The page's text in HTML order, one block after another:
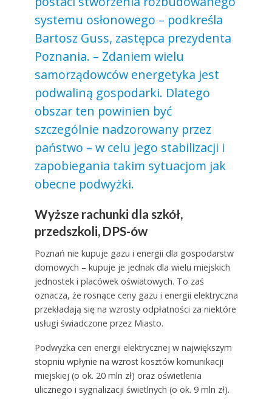
systemu osłonowego – podkreśla
Bartosz Guss, zastępca prezydenta
Poznania. – Zdaniem wielu
samorządowców energetyka jest
podwaliną gospodarki. Dlatego
obszar ten powinien być
szczególnie nadzorowany przez
państwo – w celu jego stabilizacji i
zapobiegania takim sytuacjom jak
obecne podwyżki.
Wyższe rachunki dla szkół,
przedszkoli, DPS-ów
Poznań nie kupuje gazu i energii dla gospodarstw
domowych – kupuje je jednak dla wielu miejskich
jednostek i placówek oświatowych. To zaś
oznacza, że rosnące ceny gazu i energii elektryczna
przekładają się na wzrosty odpłatności za niektóre
usługi świadczone przez Miasto.
Podwyżka cen energii elektrycznej w największym
stopniu wpłynie na wzrost kosztów komunikacji
miejskiej (o ok. 20 mln zł) oraz oświetlenia
ulicznego i sygnalizacji świetlnych (o ok. 9 mln zł).